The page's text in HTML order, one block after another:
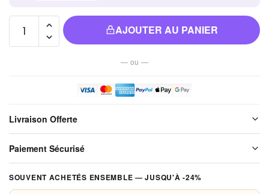
de Bol
Tibétain
être
AJOUTER AU PANIER
— ou —
Livraison Offerte
soigneusement emballé avant expédition. Aucun frais de port, jamais.
Paiement Sécurisé
acceptons Visa, Mastercard, PayPal et Apple Pay. Aucune donnée
SOUVENT ACHETÉS ENSEMBLE — JUSQU'À -24%